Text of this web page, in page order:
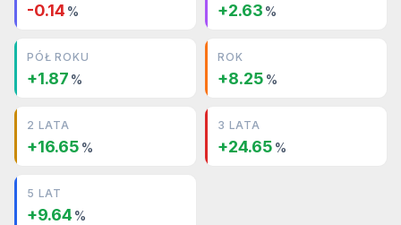
-0.14 % +2.63 %
PÓŁ ROKU
+1.87 %
ROK
+8.25 %
2 LATA
+16.65 %
3 LATA
+24.65 %
5 LAT
+9.64 %